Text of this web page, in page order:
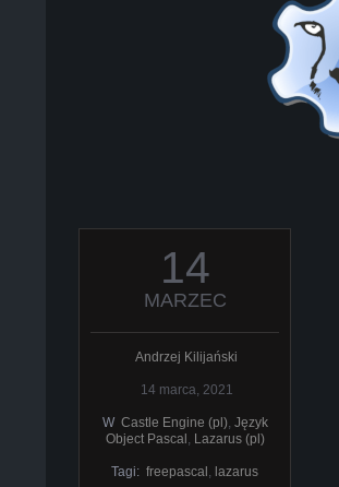
A
E
L
A
14
MARZEC
Andrzej Kilijański
14 marca, 2021
W Castle Engine (pl), Język
Object Pascal , Lazarus (pl)
Tagi: freepascal , lazarus